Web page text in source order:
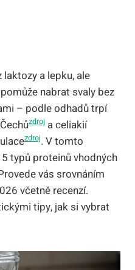
a lepku, ale
nabrat svaly bez
– podle odhadů trpí
zdroj a celiakií
zdroj. V tomto
typů proteinů vhodných
vás srovnáním
včetně recenzí.
tipy, jak si vybrat